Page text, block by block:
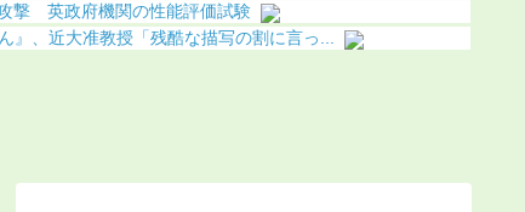
撃 英政府機関の性能評価試験
』、近大准教授「残酷な描写の割に言っ...